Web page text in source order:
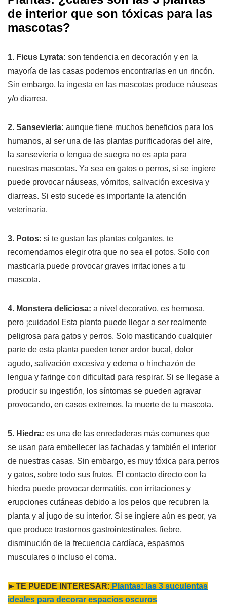
de interior que son tóxicas para las
mascotas?
1. Ficus Lyrata: son tendencia en decoración y en la
mayoría de las casas podemos encontrarlas en un rincón.
Sin embargo, la ingesta en las mascotas produce náuseas
y/o diarrea.
2. Sansevieria: aunque tiene muchos beneficios para los
humanos, al ser una de las plantas purificadoras del aire,
la sansevieria o lengua de suegra no es apta para
nuestras mascotas. Ya sea en gatos o perros, si se ingiere
puede provocar náuseas, vómitos, salivación excesiva y
diarreas. Si esto sucede es importante la atención
veterinaria.
3. Potos: si te gustan las plantas colgantes, te
recomendamos elegir otra que no sea el potos. Solo con
masticarla puede provocar graves irritaciones a tu
mascota.
4. Monstera deliciosa: a nivel decorativo, es hermosa,
pero ¡cuidado! Esta planta puede llegar a ser realmente
peligrosa para gatos y perros. Solo masticando cualquier
parte de esta planta pueden tener ardor bucal, dolor
agudo, salivación excesiva y edema o hinchazón de
lengua y faringe con dificultad para respirar. Si se llegase a
producir su ingestión, los síntomas se pueden agravar
provocando, en casos extremos, la muerte de tu mascota.
5. Hiedra: es una de las enredaderas más comunes que
se usan para embellecer las fachadas y también el interior
de nuestras casas. Sin embargo, es muy tóxica para perros
y gatos, sobre todo sus frutos. El contacto directo con la
hiedra puede provocar dermatitis, con irritaciones y
erupciones cutáneas debido a los pelos que recubren la
planta y al jugo de su interior. Si se ingiere aún es peor, ya
que produce trastornos gastrointestinales, fiebre,
disminución de la frecuencia cardíaca, espasmos
musculares o incluso el coma.
►TE PUEDE INTERESAR: Plantas: las 3 suculentas
ideales para decorar espacios oscuros